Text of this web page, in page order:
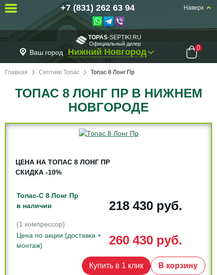
TOPAS-SEPTIKI.RU
Официальный дилер
Ваш город Нижний Новгород 0
Главная Септики Топас Топас 8 Лонг Пр
ТОПАС 8 ЛОНГ ПР В НИЖНЕМ
НОВГОРОДЕ
ЦЕНА НА ТОПАС 8 ЛОНГ ПР
СКИДКА -10%
Топас-С 8 Лонг Пр
в наличии
(1 компрессор)
218 430 руб.
Цена по акции (доставка +
монтаж)
260 430 руб.
Купить в 1 клик В корзину
Наверх
+7 (831) 262 63 94